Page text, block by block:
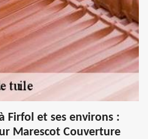
Firfol et ses environs :
Marescot Couverture